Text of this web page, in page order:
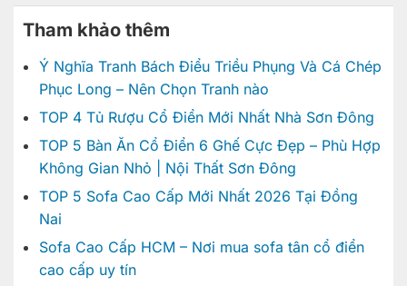
Tham khảo thêm
Ý Nghĩa Tranh Bách Điểu Triều Phụng Và Cá Chép
Phục Long – Nên Chọn Tranh nào
TOP 4 Tủ Rượu Cổ Điển Mới Nhất Nhà Sơn Đông
TOP 5 Bàn Ăn Cổ Điển 6 Ghế Cực Đẹp – Phù Hợp
Không Gian Nhỏ | Nội Thất Sơn Đông
TOP 5 Sofa Cao Cấp Mới Nhất 2026 Tại Đồng
Nai
Sofa Cao Cấp HCM – Nơi mua sofa tân cổ điển
cao cấp uy tín